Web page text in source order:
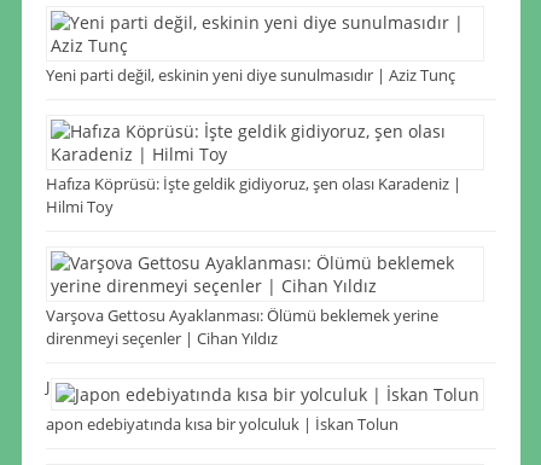
Yeni parti değil, eskinin yeni diye sunulmasıdır | Aziz Tunç
Hafıza Köprüsü: İşte geldik gidiyoruz, şen olası Karadeniz |
Hilmi Toy
Varşova Gettosu Ayaklanması: Ölümü beklemek yerine
direnmeyi seçenler | Cihan Yıldız
J
apon edebiyatında kısa bir yolculuk | İskan Tolun